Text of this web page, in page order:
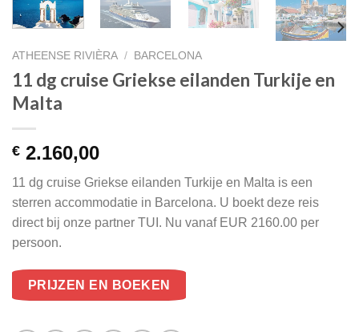
ATHEENSE RIVIÈRA / BARCELONA
11 dg cruise Griekse eilanden Turkije en
Malta
€ 2.160,00
11 dg cruise Griekse eilanden Turkije en Malta is een
sterren accommodatie in Barcelona. U boekt deze reis
direct bij onze partner TUI. Nu vanaf EUR 2160.00 per
persoon.
PRIJZEN EN BOEKEN